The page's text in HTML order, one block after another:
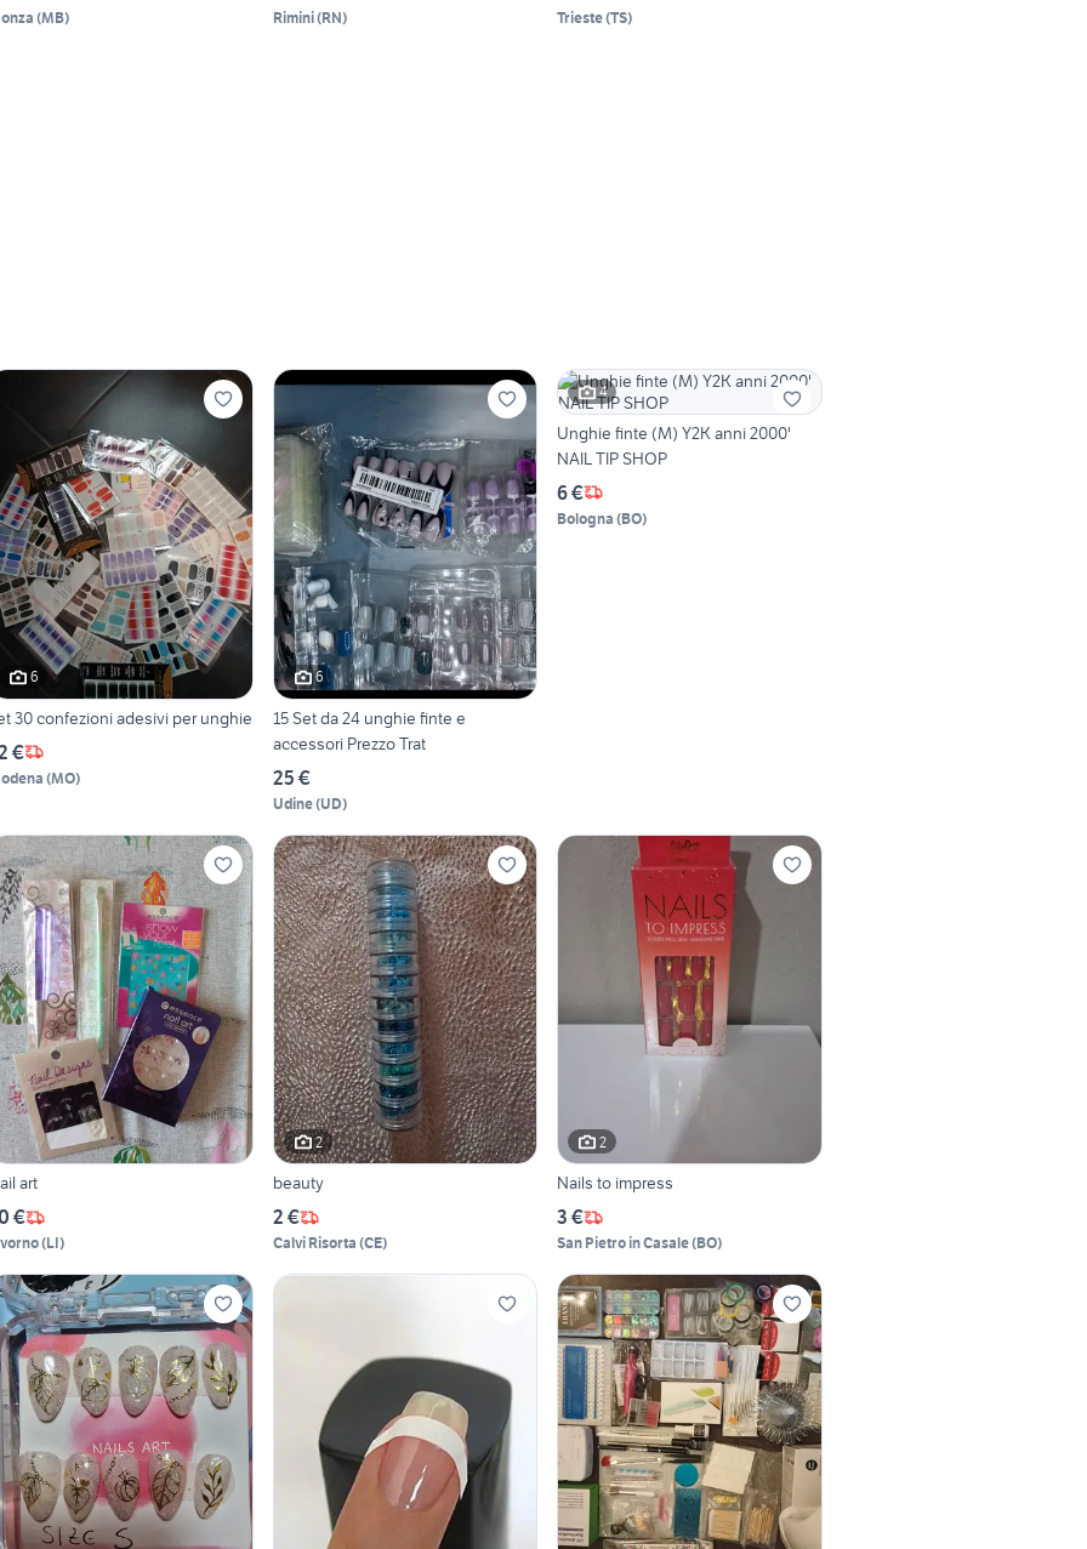
(MB) Rimini(RN) Trieste(TS)
6
30 confezioni adesivi per unghie
€
(MO)
6
15 Set da 24 unghie finte e
accessori Prezzo Trat
25 €
Udine(UD)
4
Unghie finte (M) Y2K anni 2000'
NAIL TIP SHOP
6 €
Bologna (BO)
art
€
(LI)
2
beauty
2 €
Calvi Risorta (CE)
2
Nails to impress
3 €
San Pietro in Casale(BO)